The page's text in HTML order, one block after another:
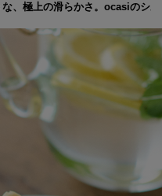
、極上の滑らかさ。ocasiのシ